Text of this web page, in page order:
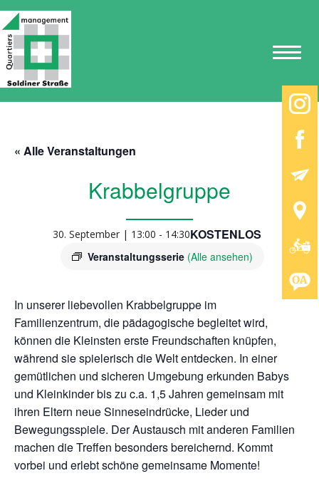
« Alle Veranstaltungen
Krabbelgruppe
30. September | 13:00 - 14:30
Veranstaltungsserie (Alle ansehen)
KOSTENLOS
In unserer liebevollen Krabbelgruppe im
Familienzentrum, die pädagogische begleitet wird,
können die Kleinsten erste Freundschaften knüpfen,
während sie spielerisch die Welt entdecken. In einer
gemütlichen und sicheren Umgebung erkunden Babys
und Kleinkinder bis zu c.a. 1,5 Jahren gemeinsam mit
ihren Eltern neue Sinneseindrücke, Lieder und
Bewegungsspiele. Der Austausch mit anderen Familien
machen die Treffen besonders bereichernd. Kommt
vorbei und erlebt schöne gemeinsame Momente!